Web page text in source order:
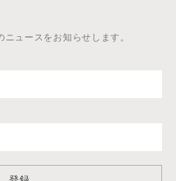
ュースをお知らせします。